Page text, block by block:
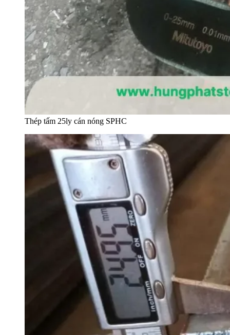
Thép tấm 25ly cán nóng SPHC